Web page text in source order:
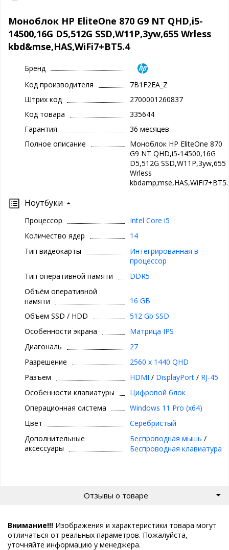
Моноблок HP EliteOne 870 G9 NT QHD,i5-
14500,16G D5,512G SSD,W11P,3yw,655 Wrless
kbd&mse,HAS,WiFi7+BT5.4
Бренд
Код производителя
7B1F2EA_Z
Штрих код
2700001260837
Код товара
335644
Гарантия
36 месяцев
Полное описание
Моноблок HP EliteOne 870
G9 NT QHD,i5-14500,16G
D5,512G SSD,W11P,3yw,655
Wrless
Ноутбуки
Процессор
Intel Core i5
Количество ядер
14
Тип видеокарты
Интегрированная в
процессор
Тип оперативной памяти
DDR5
Объём оперативной
памяти
16 GB
Объем SSD / HDD
512 Gb SSD
Особенности экрана
Матрица IPS
Диагональ
27
Разрешение
2560 x 1440 QHD
Разъем
HDMI / DisplayPort/ RJ-45
Особенности клавиатуры
Цифровой блок
Операционная система
Windows 11 Pro (x64)
Цвет
Серебристый
Дополнительные
аксессуары
Беспроводная мышь /
Беспроводная клавиатура
Отзывы о товаре
Внимание!!! Изображения и характеристики товара могут
отличаться от реальных параметров. Пожалуйста,
уточняйте информацию у менеджера.